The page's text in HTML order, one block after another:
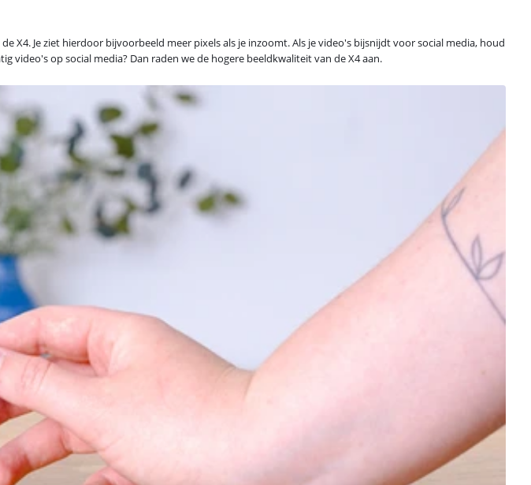
X4. Je ziet hierdoor bijvoorbeeld meer pixels als je inzoomt. Als je video's bijsnijdt voor social media, houd
video's op social media? Dan raden we de hogere beeldkwaliteit van de X4 aan.